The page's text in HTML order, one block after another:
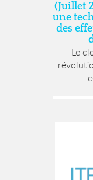
(Juillet
une
des
Le